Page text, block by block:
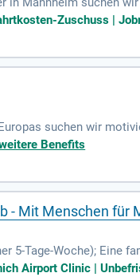
oder als Minijob.
Zuschuss |
suchen wir
Bedarf – vor Ort
Benefits
- Mit Menschen für
5-Tage-Woche); Eine
an den ÖPNV;
Airport Clinic |